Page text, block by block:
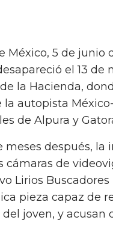
México, 5 de junio
el 13
la Hacienda,
la autopista
de Alpura y
meses después,
cámaras de
Lirios
pieza capaz de
joven, y acusan